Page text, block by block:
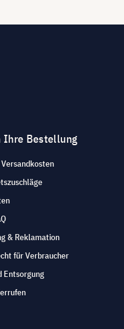
Ihre Bestellung
& Reklamation
für Verbraucher
Entsorgung